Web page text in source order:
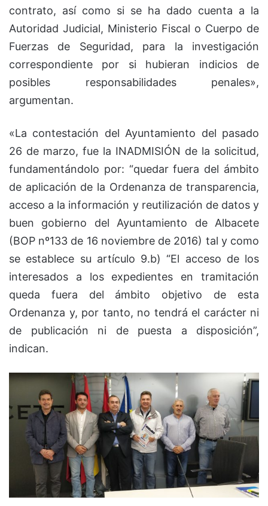
contrato, así como si se ha dado cuenta a la
Autoridad Judicial, Ministerio Fiscal o Cuerpo de
Fuerzas de Seguridad, para la investigación
correspondiente por si hubieran indicios de
posibles responsabilidades penales»,
argumentan.
«La contestación del Ayuntamiento del pasado
26 de marzo, fue la INADMISIÓN de la solicitud,
fundamentándolo por: “quedar fuera del ámbito
de aplicación de la Ordenanza de transparencia,
acceso a la información y reutilización de datos y
buen gobierno del Ayuntamiento de Albacete
(BOP nº133 de 16 noviembre de 2016) tal y como
se establece su artículo 9.b) “El acceso de los
interesados a los expedientes en tramitación
queda fuera del ámbito objetivo de esta
Ordenanza y, por tanto, no tendrá el carácter ni
de publicación ni de puesta a disposición”,
indican.